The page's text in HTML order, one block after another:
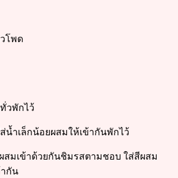
โพด
วพักไว้
น้ำเล็กน้อยผสมให้เข้ากันพักไว้
สมเข้าด้วยกันชิมรสตามชอบ ใส่สีผสม
กัน